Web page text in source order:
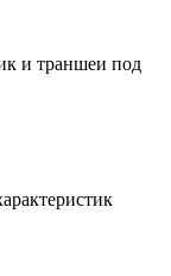
и траншеи под